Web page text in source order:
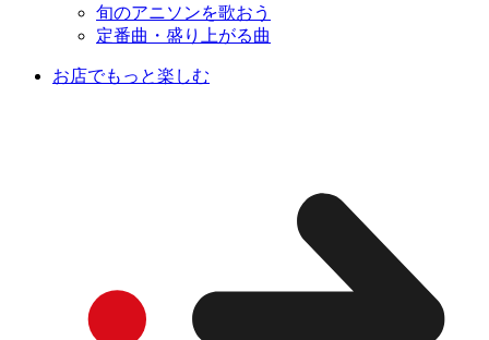
旬のアニソンを歌おう
定番曲・盛り上がる曲
お店でもっと楽しむ